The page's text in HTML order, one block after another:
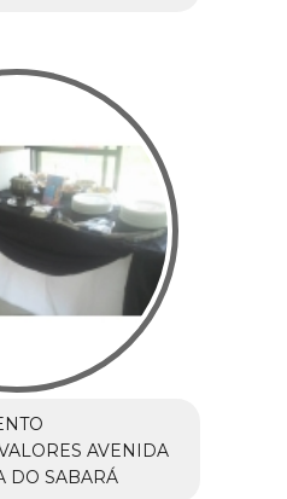
AVENIDA
DO SABARÁ